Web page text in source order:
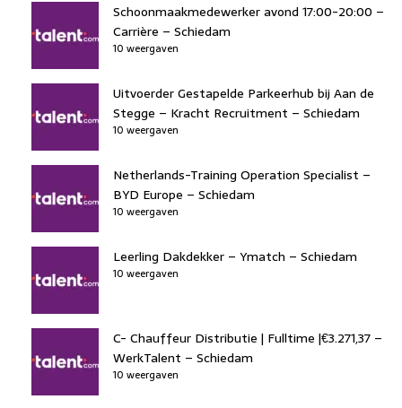
Schoonmaakmedewerker avond 17:00-20:00 –
Carrière – Schiedam
10 weergaven
Uitvoerder Gestapelde Parkeerhub bij Aan de
Stegge – Kracht Recruitment – Schiedam
10 weergaven
Netherlands-Training Operation Specialist –
BYD Europe – Schiedam
10 weergaven
Leerling Dakdekker – Ymatch – Schiedam
10 weergaven
C- Chauffeur Distributie | Fulltime |€3.271,37 –
WerkTalent – Schiedam
10 weergaven